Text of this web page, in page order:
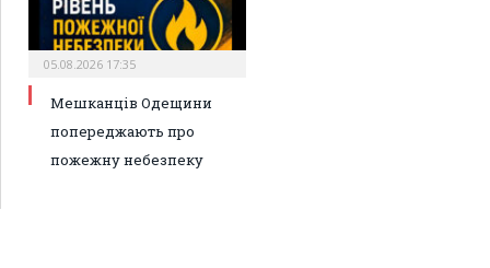
05.08.2026 17:35
Мешканців Одещини
попереджають про
пожежну небезпеку